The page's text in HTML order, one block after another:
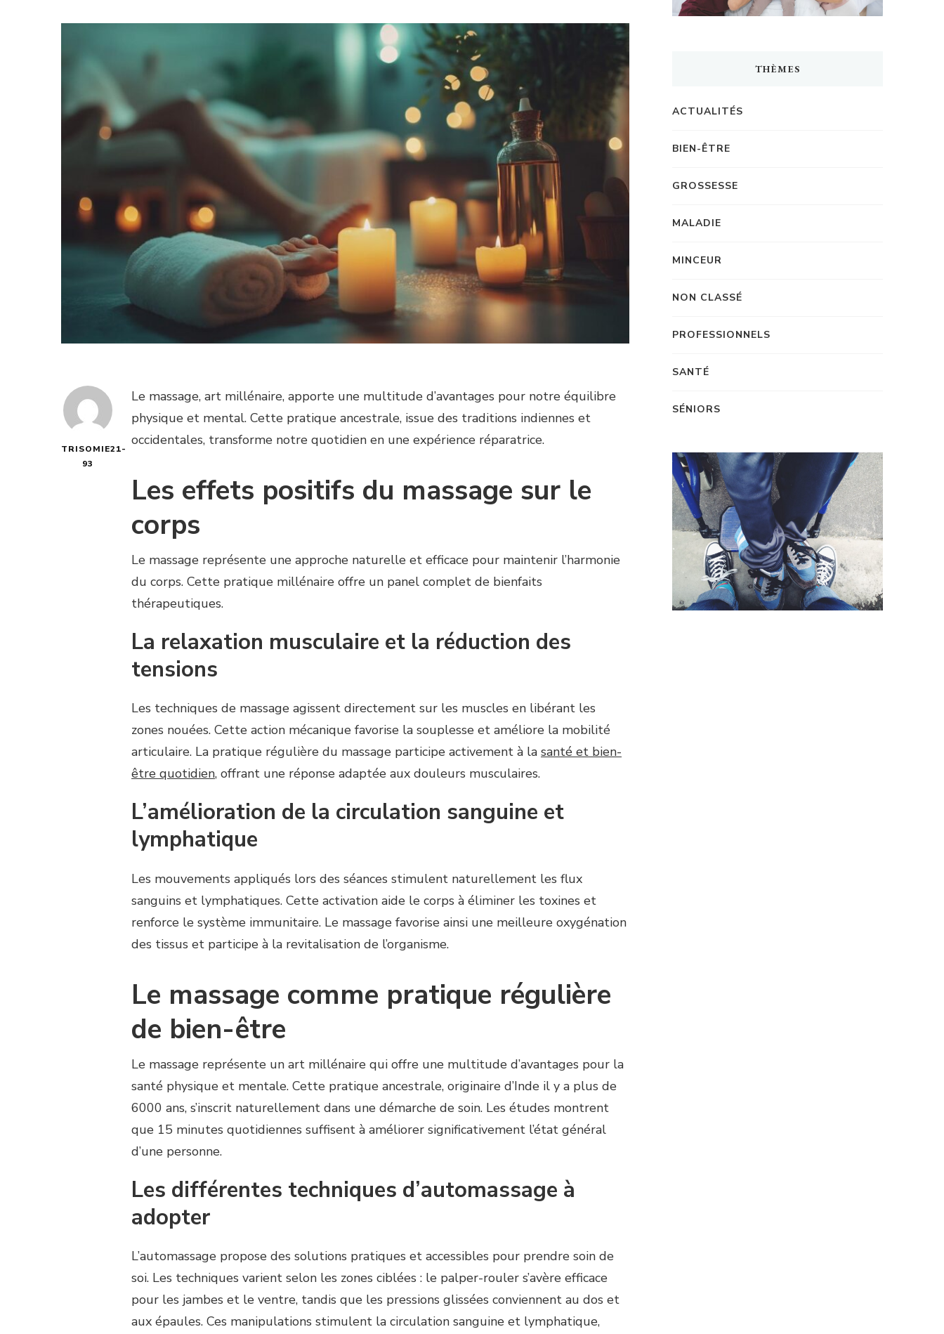
TRISOMIE21-
93
Le massage, art millénaire, apporte une multitude d’avantages pour notre équilibre
physique et mental. Cette pratique ancestrale, issue des traditions indiennes et
occidentales, transforme notre quotidien en une expérience réparatrice.
Les effets positifs du massage sur le
corps
Le massage représente une approche naturelle et efficace pour maintenir l’harmonie
du corps. Cette pratique millénaire offre un panel complet de bienfaits
thérapeutiques.
La relaxation musculaire et la réduction des
tensions
Les techniques de massage agissent directement sur les muscles en libérant les
zones nouées. Cette action mécanique favorise la souplesse et améliore la mobilité
articulaire. La pratique régulière du massage participe activement à la santé et bien-
être quotidien, offrant une réponse adaptée aux douleurs musculaires.
L’amélioration de la circulation sanguine et
lymphatique
Les mouvements appliqués lors des séances stimulent naturellement les flux
sanguins et lymphatiques. Cette activation aide le corps à éliminer les toxines et
renforce le système immunitaire. Le massage favorise ainsi une meilleure oxygénation
des tissus et participe à la revitalisation de l’organisme.
Le massage comme pratique régulière
de bien-être
Le massage représente un art millénaire qui offre une multitude d’avantages pour la
santé physique et mentale. Cette pratique ancestrale, originaire d’Inde il y a plus de
6000 ans, s’inscrit naturellement dans une démarche de soin. Les études montrent
que 15 minutes quotidiennes suffisent à améliorer significativement l’état général
d’une personne.
Les différentes techniques d’automassage à
adopter
L’automassage propose des solutions pratiques et accessibles pour prendre soin de
soi. Les techniques varient selon les zones ciblées : le palper-rouler s’avère efficace
pour les jambes et le ventre, tandis que les pressions glissées conviennent au dos et
aux épaules. Ces manipulations stimulent la circulation sanguine et lymphatique,
THÈMES
ACTUALITÉS
BIEN-ÊTRE
GROSSESSE
MALADIE
MINCEUR
NON CLASSÉ
PROFESSIONNELS
SANTÉ
SÉNIORS